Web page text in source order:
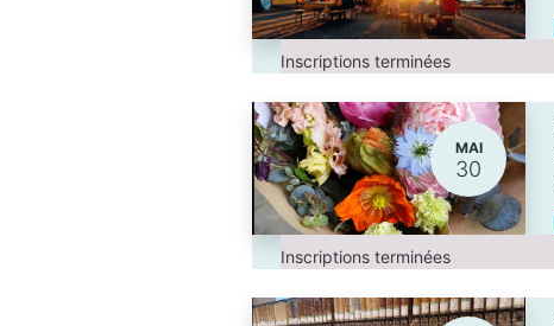
Inscriptions terminées
MAI
30
Inscriptions terminées